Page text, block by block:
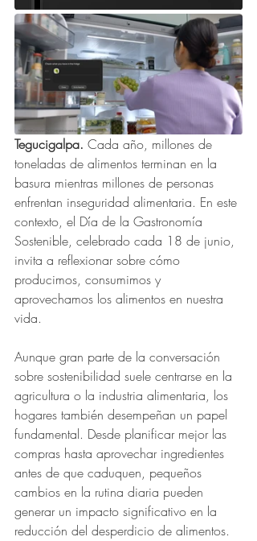
Tegucigalpa. Cada año, millones de
toneladas de alimentos terminan en la
basura mientras millones de personas
enfrentan inseguridad alimentaria. En este
contexto, el Día de la Gastronomía
Sostenible, celebrado cada 18 de junio,
invita a reflexionar sobre cómo
producimos, consumimos y
aprovechamos los alimentos en nuestra
vida.
Aunque gran parte de la conversación
sobre sostenibilidad suele centrarse en la
agricultura o la industria alimentaria, los
hogares también desempeñan un papel
fundamental. Desde planificar mejor las
compras hasta aprovechar ingredientes
antes de que caduquen, pequeños
cambios en la rutina diaria pueden
generar un impacto significativo en la
reducción del desperdicio de alimentos.